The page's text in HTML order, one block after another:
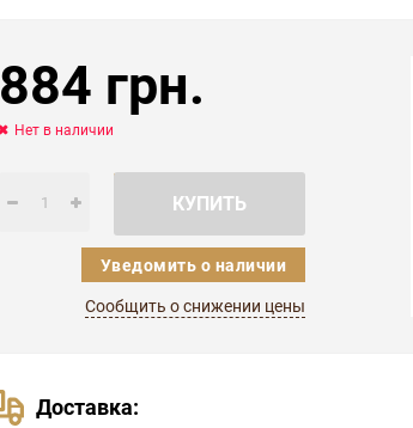
884 грн.
Нет в наличии
КУПИТЬ
Уведомить о наличии
Сообщить о снижении цены
Доставка: